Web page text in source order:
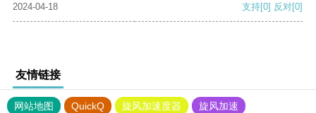
2024-04-18 支持[0] 反对[0]
友情链接
网站地图 QuickQ 旋风加速度器
旋风加速